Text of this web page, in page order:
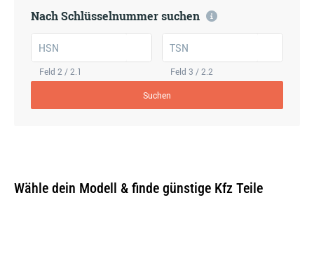
Nach Schlüsselnummer suchen
HSN
Feld 2 / 2.1
TSN
Feld 3 / 2.2
Suchen
Wähle dein Modell & finde günstige Kfz Teile